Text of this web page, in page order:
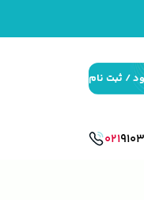
/ ثبت نام
021